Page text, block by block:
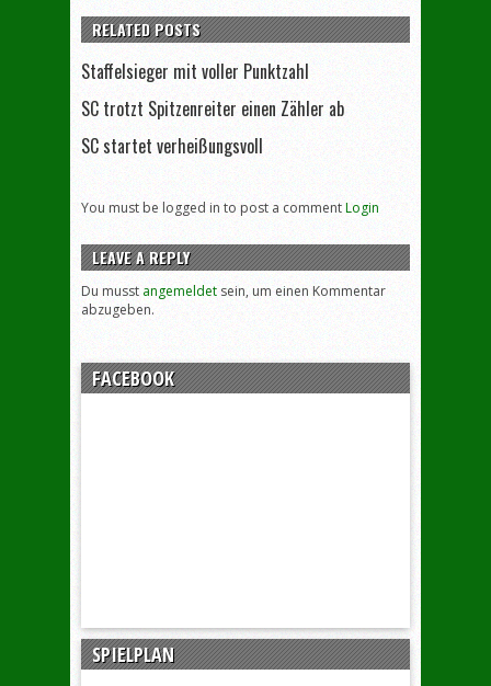
RELATED POSTS
Staffelsieger mit voller Punktzahl
SC trotzt Spitzenreiter einen Zähler ab
SC startet verheißungsvoll
You must be logged in to post a commentLogin
LEAVE A REPLY
Du musst angemeldet sein, um einen Kommentar
abzugeben.
FACEBOOK
SPIELPLAN